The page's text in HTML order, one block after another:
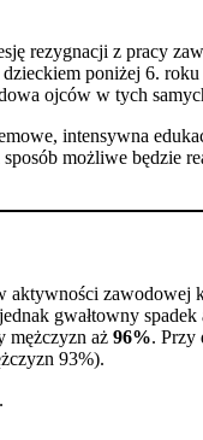
rezygnacji z pracy
poniżej 6.
ojców w tych
intensywna
możliwe będzie
gwałtowny
mężczyzn aż 96%. Przy
93%).